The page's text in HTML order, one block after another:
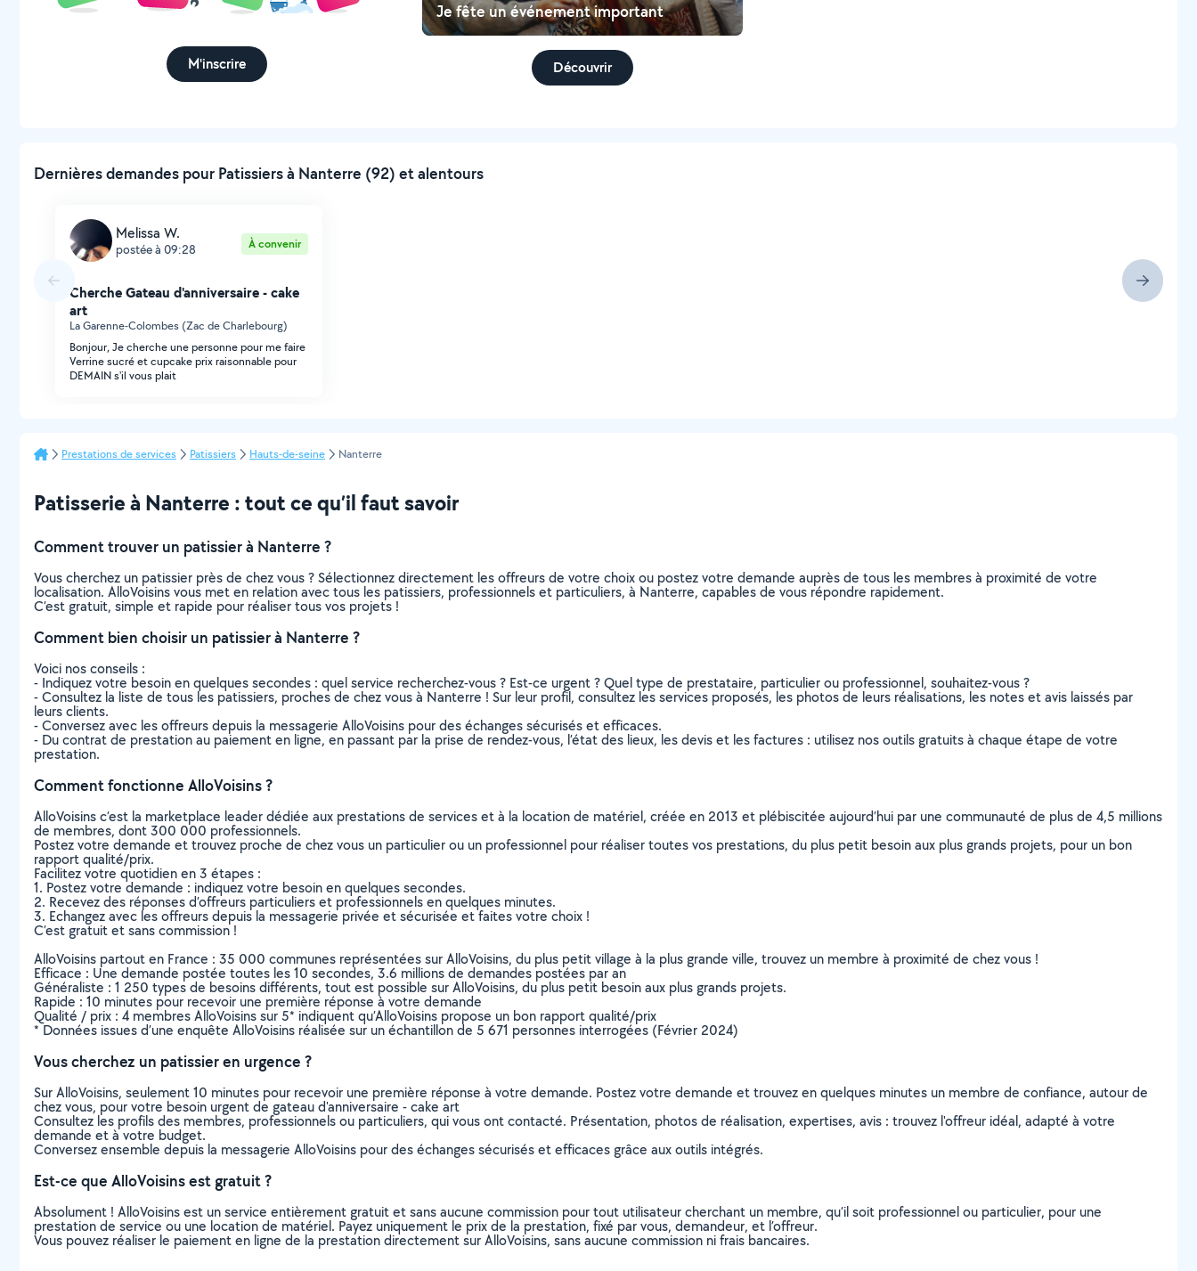
M'inscrire
Je fête un événement important
Découvrir
Dernières demandes pour Patissiers à Nanterre (92) et alentours
Melissa W.
postée à 09:28 À convenir
Cherche Gateau d'anniversaire - cake
art
La Garenne-Colombes (Zac de Charlebourg)
Bonjour, Je cherche une personne pour me faire
Verrine sucré et cupcake prix raisonnable pour
DEMAIN s'il vous plait
Prestations de services Patissiers Hauts-de-seine Nanterre
Patisserie à Nanterre : tout ce qu’il faut savoir
Comment trouver un patissier à Nanterre ?
Vous cherchez un patissier près de chez vous ? Sélectionnez directement les offreurs de votre choix ou postez votre demande auprès de tous les membres à proximité de votre
localisation. AlloVoisins vous met en relation avec tous les patissiers, professionnels et particuliers, à Nanterre, capables de vous répondre rapidement.
C’est gratuit, simple et rapide pour réaliser tous vos projets !
Comment bien choisir un patissier à Nanterre ?
Voici nos conseils :
- Indiquez votre besoin en quelques secondes : quel service recherchez-vous ? Est-ce urgent ? Quel type de prestataire, particulier ou professionnel, souhaitez-vous ?
- Consultez la liste de tous les patissiers, proches de chez vous à Nanterre ! Sur leur profil, consultez les services proposés, les photos de leurs réalisations, les notes et avis laissés par
leurs clients.
- Conversez avec les offreurs depuis la messagerie AlloVoisins pour des échanges sécurisés et efficaces.
- Du contrat de prestation au paiement en ligne, en passant par la prise de rendez-vous, l’état des lieux, les devis et les factures : utilisez nos outils gratuits à chaque étape de votre
prestation.
Comment fonctionne AlloVoisins ?
AlloVoisins c’est la marketplace leader dédiée aux prestations de services et à la location de matériel, créée en 2013 et plébiscitée aujourd’hui par une communauté de plus de 4,5 millions
de membres, dont 300 000 professionnels.
Postez votre demande et trouvez proche de chez vous un particulier ou un professionnel pour réaliser toutes vos prestations, du plus petit besoin aux plus grands projets, pour un bon
rapport qualité/prix.
Facilitez votre quotidien en 3 étapes :
1. Postez votre demande : indiquez votre besoin en quelques secondes.
2. Recevez des réponses d’offreurs particuliers et professionnels en quelques minutes.
3. Echangez avec les offreurs depuis la messagerie privée et sécurisée et faites votre choix !
C’est gratuit et sans commission !
AlloVoisins partout en France : 35 000 communes représentées sur AlloVoisins, du plus petit village à la plus grande ville, trouvez un membre à proximité de chez vous !
Efficace : Une demande postée toutes les 10 secondes, 3.6 millions de demandes postées par an
Généraliste : 1 250 types de besoins différents, tout est possible sur AlloVoisins, du plus petit besoin aux plus grands projets.
Rapide : 10 minutes pour recevoir une première réponse à votre demande
Qualité / prix : 4 membres AlloVoisins sur 5* indiquent qu’AlloVoisins propose un bon rapport qualité/prix
* Données issues d’une enquête AlloVoisins réalisée sur un échantillon de 5 671 personnes interrogées (Février 2024)
Vous cherchez un patissier en urgence ?
Sur AlloVoisins, seulement 10 minutes pour recevoir une première réponse à votre demande. Postez votre demande et trouvez en quelques minutes un membre de confiance, autour de
chez vous, pour votre besoin urgent de gateau d'anniversaire - cake art
Consultez les profils des membres, professionnels ou particuliers, qui vous ont contacté. Présentation, photos de réalisation, expertises, avis : trouvez l'offreur idéal, adapté à votre
demande et à votre budget.
Conversez ensemble depuis la messagerie AlloVoisins pour des échanges sécurisés et efficaces grâce aux outils intégrés.
Est-ce que AlloVoisins est gratuit ?
Absolument ! AlloVoisins est un service entièrement gratuit et sans aucune commission pour tout utilisateur cherchant un membre, qu’il soit professionnel ou particulier, pour une
prestation de service ou une location de matériel. Payez uniquement le prix de la prestation, fixé par vous, demandeur, et l’offreur.
Vous pouvez réaliser le paiement en ligne de la prestation directement sur AlloVoisins, sans aucune commission ni frais bancaires.